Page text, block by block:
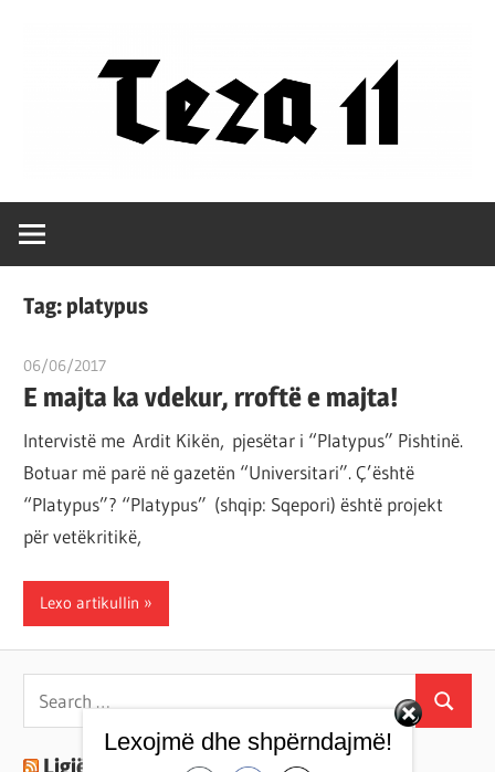
Teza
11
vetëm
shpjeguar
mënyra
të
ndryshme
botën,
por
çështja
që
shndërrosh
atë.
Tag:platypus
06/06/2017
E majta ka vdekur, rroftë e majta!
Intervistë me Ardit Kikën, pjesëtar i “Platypus” Pishtinë.
Botuar më parë në gazetën “Universitari”. Ç’është
“Platypus”? “Platypus” (shqip: Sqepori) është projekt
për vetëkritikë,
Lexo artikullin
Search
for:
Search
Lexojmë dhe shpërndajmë!